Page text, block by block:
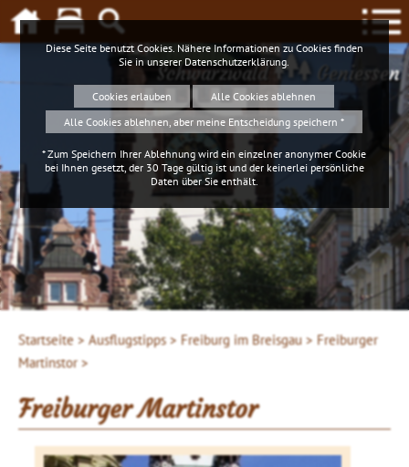
Schwarzwald Geniessen
Startseite > Ausflugstipps > Freiburg im Breisgau > Freiburger
Martinstor >
Freiburger Martinstor
Diese Seite benutzt Cookies. Nähere Informationen zu Cookies finden
Sie in unserer Datenschutzerklärung
Cookies erlauben
Alle Cookies ablehnen
Alle Cookies ablehnen, aber meine Entscheidung speichern *
* Zum Speichern Ihrer Ablehnung wird ein einzelner anonymer Cookie
bei Ihnen gesetzt, der 30 Tage gültig ist und der keinerlei persönliche
Daten über Sie enthält.